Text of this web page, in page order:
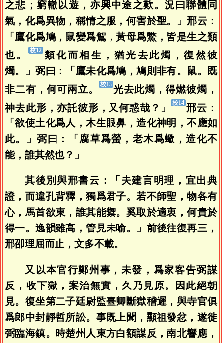
之悲；窮轍以遊，亦興中途之歎。況曰聯體同
氣，化爲異物，稱情之服，何害於聖。」邢云：
「鷹化爲鳩，鼠變爲鴽，黃母爲鱉，皆是生之類
也。
類化而相生，猶光去此燭，復然彼
燭。」弼曰：「鷹未化爲鳩，鳩則非有。鼠。既
非二有，何可兩立。
光去此燭，得燃彼燭，
神去此形，亦託彼形，又何惑哉？」
邢云：
「欲使土化爲人，木生眼鼻，造化神明，不應如
此。」弼曰：「腐草爲螢，老木爲蠍，造化不
能，誰其然也？」
其後別與邢書云：「夫建言明理，宜出典
證，而違孔背釋，獨爲君子。若不師聖，物各有
心，馬首欲東，誰其能禦。奚取於適衷，何貴於
得一。逸韻雖高，管見未喻。」前後往復再三，
邢卲理屈而止，文多不載。
又以本官行鄭州事，未發，爲家客告弼謀
反，收下獄，案治無實，久乃見原。因此絕朝
見。復坐第二子廷尉監臺卿斷獄稽遲，與寺官俱
爲郎中封靜哲所訟。事既上聞，顯祖發忿，遂徙
弼臨海鎮。時楚州人東方白額謀反，南北響應，